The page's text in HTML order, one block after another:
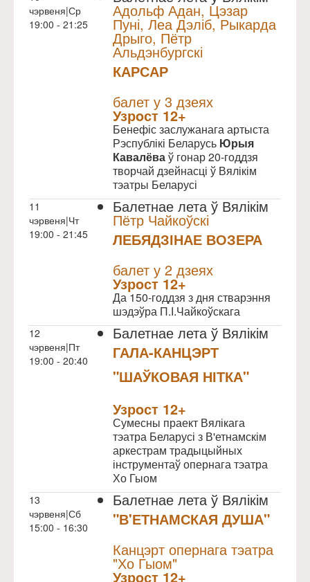
чэрвеня|Ср
19:00 - 21:25
Адольф Адан, Цэзар
Пуні, Леа Дэліб, Рыкарда
Дрыго, Пётр
Альдэнбургскі
КАРСАР
балет у 3 дзеях
Узрoст 12+
Бенефіс заслужанага артыста
Рэспублікі Беларусь Юрыя
Кавалёваў гонар 20-годдзя
творчай дзейнасці ў Вялікім
тэатры Беларусі
11
чэрвеня|Чт
19:00 - 21:45
Балетнае лета ў Вялікім
Пётр Чайкоўскі
ЛЕБЯДЗІНАЕ ВОЗЕРА
балет у 2 дзеях
Узрoст 12+
Да 150-годдзя з дня стварэння
шэдэўра П.І.Чайкоўскага
12
чэрвеня|Пт
19:00 - 20:40
Балетнае лета ў Вялікім
ГАЛА-КАНЦЭРТ
"ШАЎКОВАЯ НІТКА"
Узрoст 12+
Сумесны праект Вялікага
тэатра Беларусі з В'етнамскім
аркестрам традыцыйных
інструментаў опернага тэатра
Хо Гыом
13
чэрвеня|Сб
15:00 - 16:30
Балетнае лета ў Вялікім
"В'ЕТНАМСКАЯ ДУША"
Канцэрт опернага тэатра
"Хо Гыом"
Узрoст 12+